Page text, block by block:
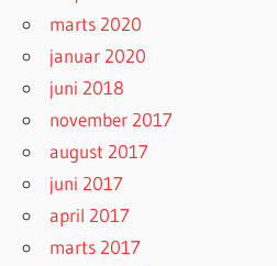
marts 2020
januar 2020
juni 2018
november 2017
august 2017
juni 2017
april 2017
marts 2017